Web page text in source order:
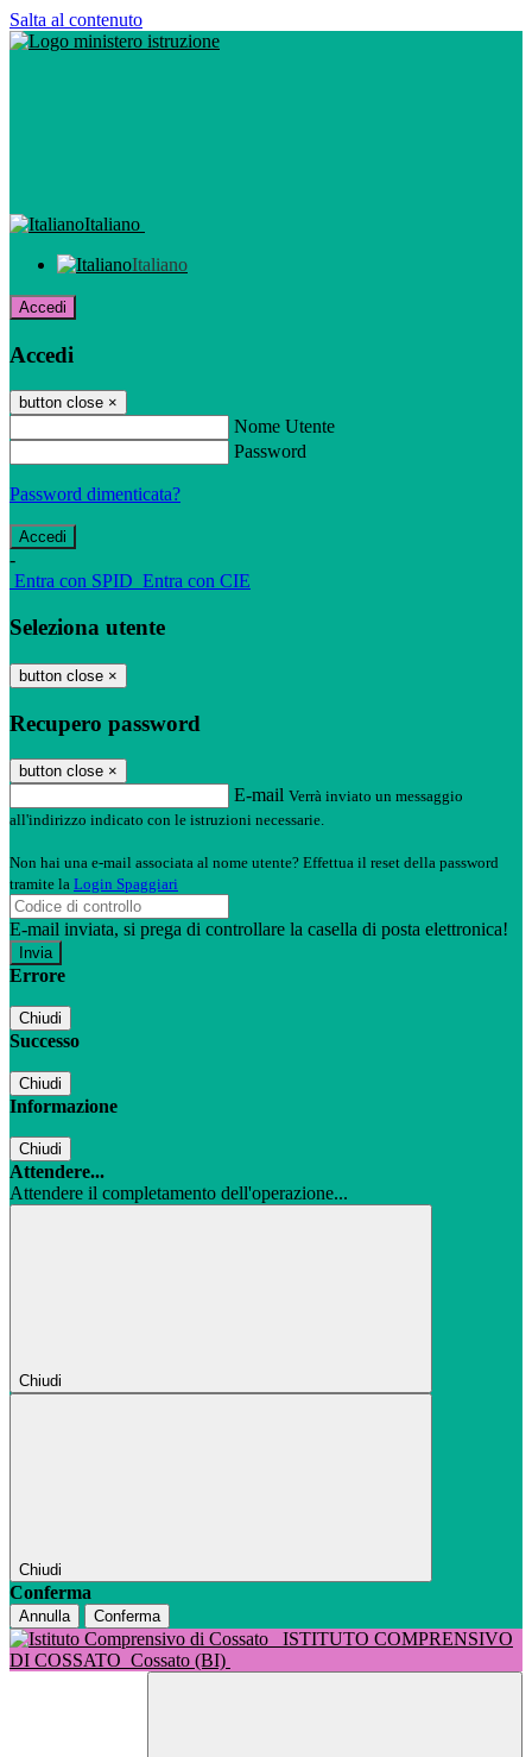
Salta al contenuto
Italiano
Italiano
Accedi
Accedi
button close ×
Nome Utente
Password
Password dimenticata?
-
Entra con SPID Entra con CIE
Seleziona utente
button close ×
Recupero password
button close ×
E-mail Verrà inviato un messaggio
all'indirizzo indicato con le istruzioni necessarie.
Non hai una e-mail associata al nome utente? Effettua il reset della password
tramite la Login Spaggiari
E-mail inviata, si prega di controllare la casella di posta elettronica!
Errore
Chiudi
Successo
Chiudi
Informazione
Chiudi
Attendere...
Attendere il completamento dell'operazione...
Chiudi
Chiudi
Conferma
Annulla Conferma
ISTITUTO COMPRENSIVO
DI COSSATO Cossato (BI)